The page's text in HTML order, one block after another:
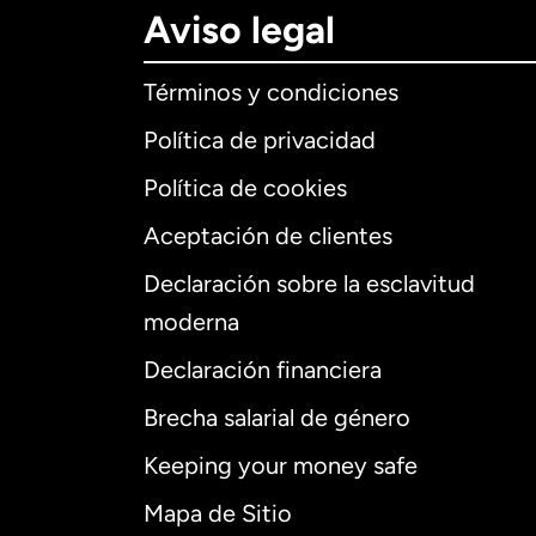
Aviso legal
Términos y condiciones
Política de privacidad
Política de cookies
Aceptación de clientes
Declaración sobre la esclavitud
moderna
Declaración financiera
Brecha salarial de género
Keeping your money safe
Mapa de Sitio
Internacional
Alemania